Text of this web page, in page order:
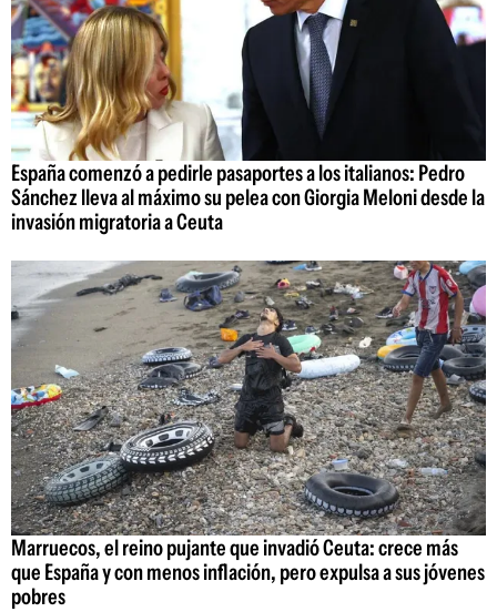
España comenzó a pedirle pasaportes a los italianos: Pedro
Sánchez lleva al máximo su pelea con Giorgia Meloni desde la
invasión migratoria a Ceuta
Marruecos, el reino pujante que invadió Ceuta: crece más
que España y con menos inflación, pero expulsa a sus jóvenes
pobres